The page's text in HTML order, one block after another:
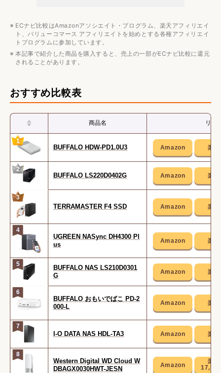
用途別
ECナビ比較はAmazonアソシエイト・プログラム、楽天アフィリエイ
ト、バリューコマース アフィリエイトを始めとする各種アフィリエイ
トプログラムに参加しています。
本記事で紹介した商品を購入すると、売上の一部がECナビ比較に還元
されることがあります。
おすすめ比較表
商品名 リン
1
BUFFALO HDW-PD1.0U3
2
BUFFALO LS220D0402G
3
TERRAMASTER F4 SSD
4
UGREEN NASync DH4300 Pl
us
5
BUFFALO NAS LS210D0301
G
6
BUFFALO おもいでばこ PD-2
000-L
7
I-O DATA NAS HDL-TA3
8
Western Digital WD Cloud W
DBAGX0030HWT-JESN